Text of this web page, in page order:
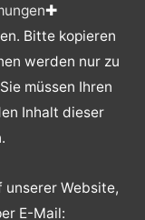
✚
Bitte kopieren
werden nur zu
müssen Ihren
Inhalt dieser
Website,
E-Mail: